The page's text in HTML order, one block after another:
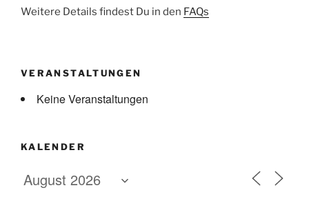
Weitere Details findest Du in den FAQs
VERANSTALTUNGEN
Keine Veranstaltungen
KALENDER